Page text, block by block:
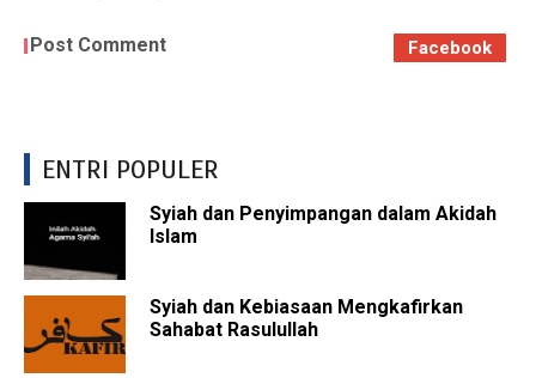
Post Comment Facebook
ENTRI POPULER
Syiah dan Penyimpangan dalam Akidah
Islam
Syiah dan Kebiasaan Mengkafirkan
Sahabat Rasulullah